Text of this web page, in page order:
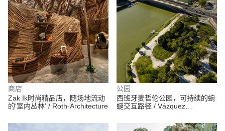
商店
Zak Ik时尚精品店，随场地流动
的‘室内丛林’ / Roth-Architecture
公园
西班牙麦哲伦公园，可持续的蜿
蜒交互路径 / Vázquez